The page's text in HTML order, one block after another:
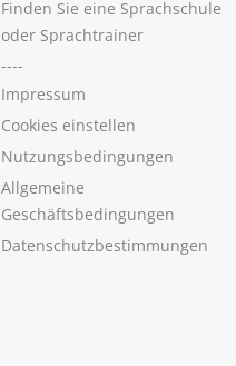
Finden Sie eine Sprachschule
oder Sprachtrainer
----
Impressum
Cookies einstellen
Nutzungsbedingungen
Allgemeine
Geschäftsbedingungen
Datenschutzbestimmungen